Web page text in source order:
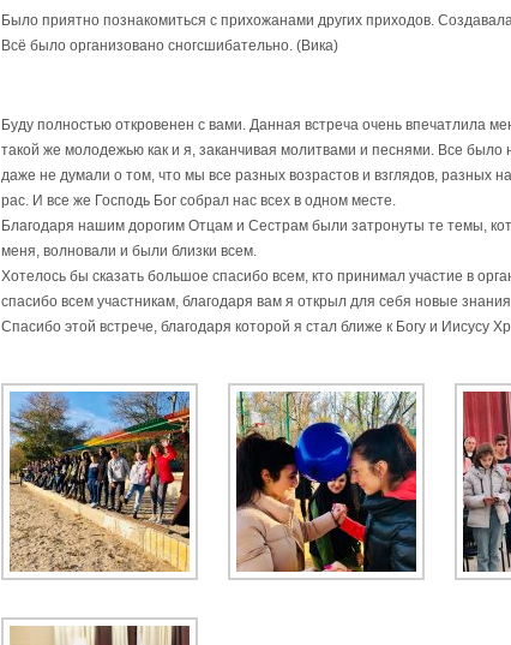
Было приятно познакомиться с прихожанами других приходов.
Всё было организовано сногсшибательно. (Вика)
Буду полностью откровенен с вами. Данная встреча очень впечатлила
такой же молодежью как и я, заканчивая молитвами и песнями. Все было
даже не думали о том, что мы все разных возрастов и взглядов, разных
рас. И все же Господь Бог собрал нас всех в одном месте.
Благодаря нашим дорогим Отцам и Сестрам были затронуты те темы,
меня, волновали и были близки всем.
Хотелось бы сказать большое спасибо всем, кто принимал участие в
спасибо всем участникам, благодаря вам я открыл для себя новые
Спасибо этой встрече, благодаря которой я стал ближе к Богу и Иисусу